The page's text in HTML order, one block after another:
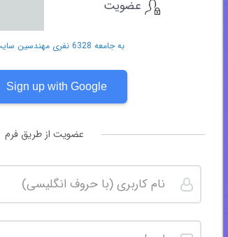
به جامعه 6328 نفری مهندسین سایت بپیوندید
Sign up with Google
عضویت از طریق فرم